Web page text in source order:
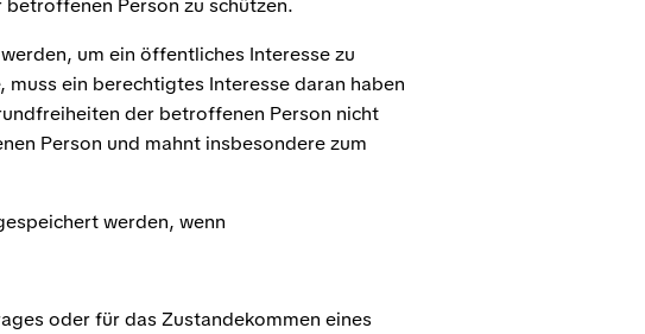
Person zu schützen.
um ein öffentliches Interesse zu
ein berechtigtes Interesse daran haben
der betroffenen Person nicht
Person und mahnt insbesondere zum
werden, wenn
oder für das Zustandekommen eines